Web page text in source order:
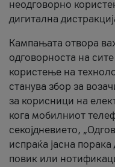
неодговорно
дигитална
Кампањата отвора
одговорноста на
користење на
станува збор за
за корисници на
кога мобилниот
секојдневието,
испраќа јасна
повик или